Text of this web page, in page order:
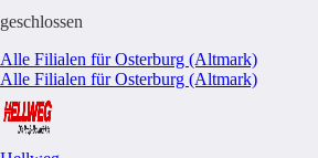
geschlossen
Alle Filialen für Osterburg (Altmark)
Alle Filialen für Osterburg (Altmark)